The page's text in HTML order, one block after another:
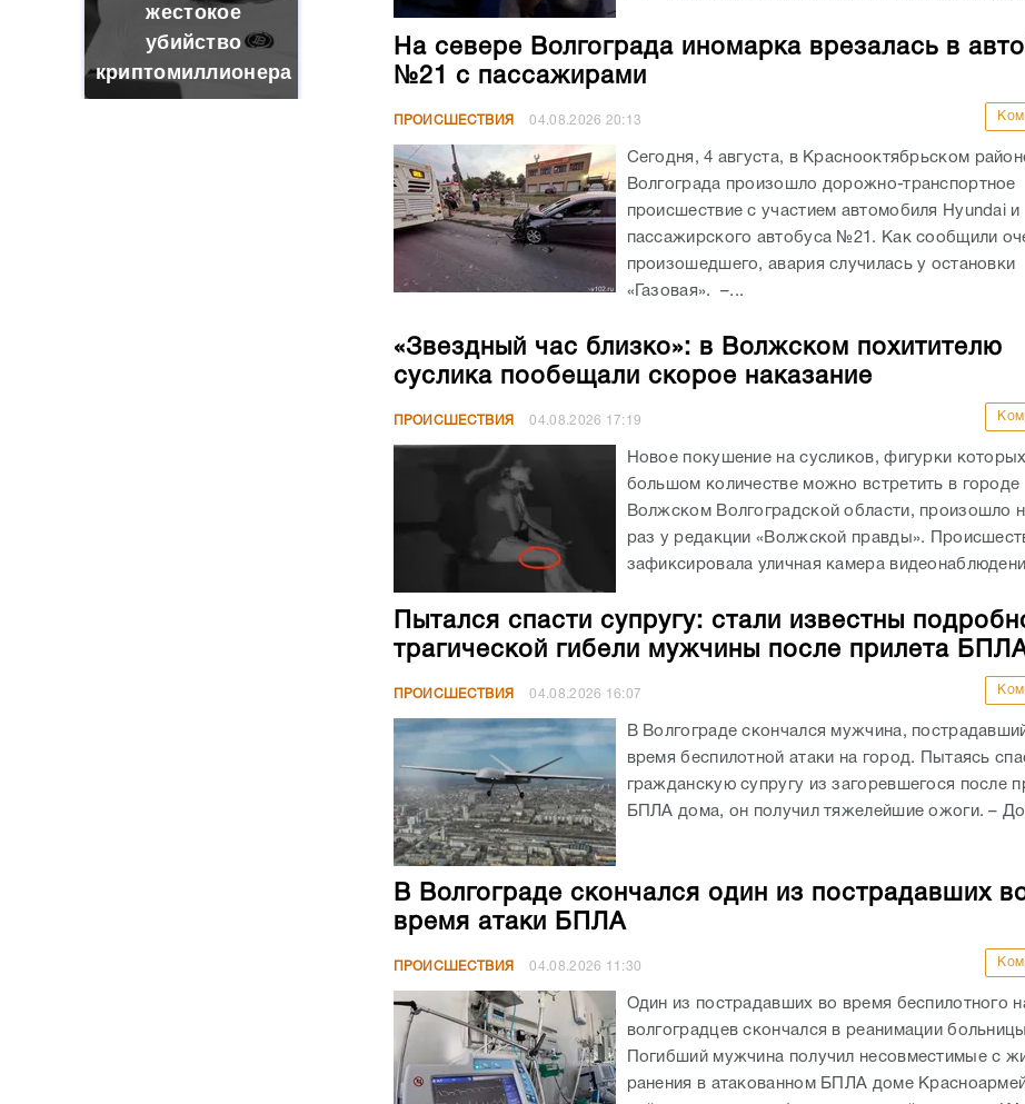
жестокое
убийство
криптомиллионера
На севере Волгограда иномарка врезалась в
№21 с пассажирами
ПРОИСШЕСТВИЯ 04.08.2026 20:13
Сегодня, 4 августа, в Краснооктябрьском
Волгограда произошло дорожно-транспортное
происшествие с участием автомобиля Hyundai и
пассажирского автобуса №21. Как сообщили
произошедшего, авария случилась у остановки
«Газовая». –...
«Звездный час близко»: в Волжском похитителю
суслика пообещали скорое наказание
ПРОИСШЕСТВИЯ 04.08.2026 17:19
Новое покушение на сусликов, фигурки
большом количестве можно встретить в городе
Волжском Волгоградской области, произошло
раз у редакции «Волжской правды».
зафиксировала уличная камера
Пытался спасти супругу: стали известны
трагической гибели мужчины после прилета
ПРОИСШЕСТВИЯ 04.08.2026 16:07
В Волгограде скончался мужчина,
время беспилотной атаки на город. Пытаясь
гражданскую супругу из загоревшегося после
БПЛА дома, он получил тяжелейшие ожоги. –
В Волгограде скончался один из пострадавших
время атаки БПЛА
ПРОИСШЕСТВИЯ 04.08.2026 11:30
Один из пострадавших во время беспилотного
волгоградцев скончался в реанимации
Погибший мужчина получил несовместимые с
ранения в атакованном БПЛА доме